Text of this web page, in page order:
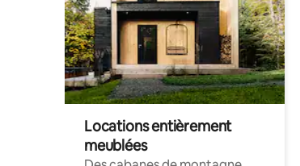
Locations entièrement
meublées